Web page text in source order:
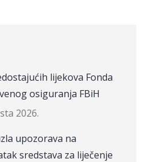
lijekova Fonda
osiguranja FBiH
2026.
upozorava na
sredstava za liječenje